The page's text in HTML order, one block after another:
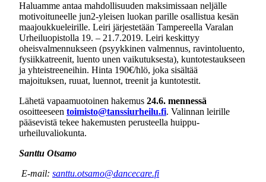
Haluamme antaa mahdollisuuden maksimissaan neljälle
motivoituneelle jun2-yleisen luokan parille osallistua kesän
maajoukkueleirille. Leiri järjestetään Tampereella Varalan
Urheiluopistolla 19. – 21.7.2019. Leiri keskittyy
oheisvalmennukseen (psyykkinen valmennus, ravintoluento,
fysiikkatreenit, luento unen vaikutuksesta), kuntotestaukseen
ja yhteistreeneihin. Hinta 190€/hlö, joka sisältää
majoituksen, ruuat, luennot, treenit ja kuntotestit.
Lähetä vapaamuotoinen hakemus 24.6. mennessä
osoitteeseen toimisto@tanssiurheilu.fi. Valinnan leirille
pääsevistä tekee hakemusten perusteella huippu-
urheiluvaliokunta.
Santtu Otsamo
E-mail: santtu.otsamo@dancecare.fi